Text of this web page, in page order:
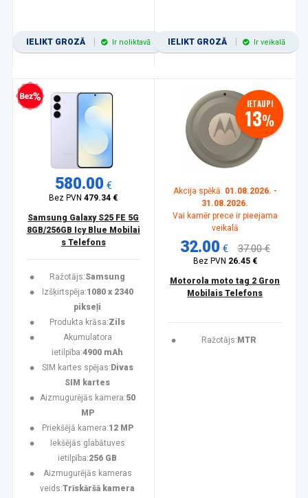
IELIKT GROZĀ Ir noliktavā IELIKT GROZĀ Ir veikalā
kredīts
580.00 €
Bez PVN479.34 €
Samsung Galaxy S25 FE 5G
8GB/256GB Icy Blue Mobilai
s Telefons
Ražotājs:Samsung
Izšķirtspēja:1080 x 2340
pikseļi
Produkta krāsa:Zils
Akumulatora
ietilpība:4900 mAh
SIM kartes spējas: Divas
SIM kartes
Aizmugurējās kamera:50
MP
Priekšējā kamera:12 MP
Iekšējās glabātuves
ietilpība:256 GB
Aizmugurējās kameras
veids:Trīskāršā kamera
IETAUPI
13%
Akcija spēkā: 01.08.2026. -
31.08.2026.
Vai kamēr prece ir pieejama
veikalā
32.00 € 37.00 €
Bez PVN 26.45 €
Motorola moto tag 2 Gron
Mobilais Telefons
Ražotājs: MTR